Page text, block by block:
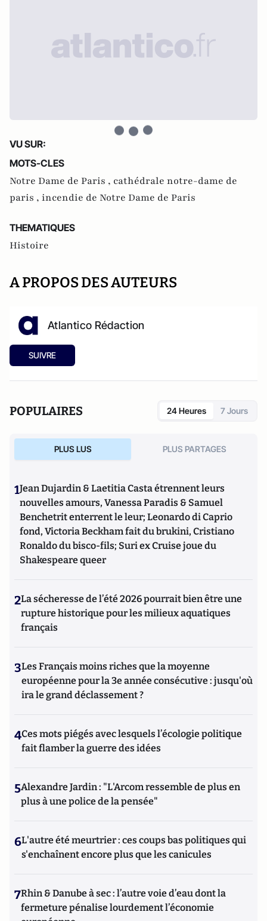
VU SUR:
MOTS-CLES
Notre Dame de Paris , cathédrale notre-dame de
paris , incendie de Notre Dame de Paris
THEMATIQUES
Histoire
A PROPOS DES AUTEURS
Atlantico Rédaction
SUIVRE
POPULAIRES 24 Heures 7 Jours
PLUS LUS PLUS PARTAGES
1Jean Dujardin & Laetitia Casta étrennent leurs
nouvelles amours, Vanessa Paradis & Samuel
Benchetrit enterrent le leur; Leonardo di Caprio
fond, Victoria Beckham fait du brukini, Cristiano
Ronaldo du bisco-fils; Suri ex Cruise joue du
Shakespeare queer
2La sécheresse de l’été 2026 pourrait bien être une
rupture historique pour les milieux aquatiques
français
3Les Français moins riches que la moyenne
européenne pour la 3e année consécutive : jusqu'où
ira le grand déclassement ?
4Ces mots piégés avec lesquels l’écologie politique
fait flamber la guerre des idées
5Alexandre Jardin : "L'Arcom ressemble de plus en
plus à une police de la pensée"
6L'autre été meurtrier : ces coups bas politiques qui
s'enchaînent encore plus que les canicules
7Rhin & Danube à sec : l’autre voie d’eau dont la
fermeture pénalise lourdement l’économie